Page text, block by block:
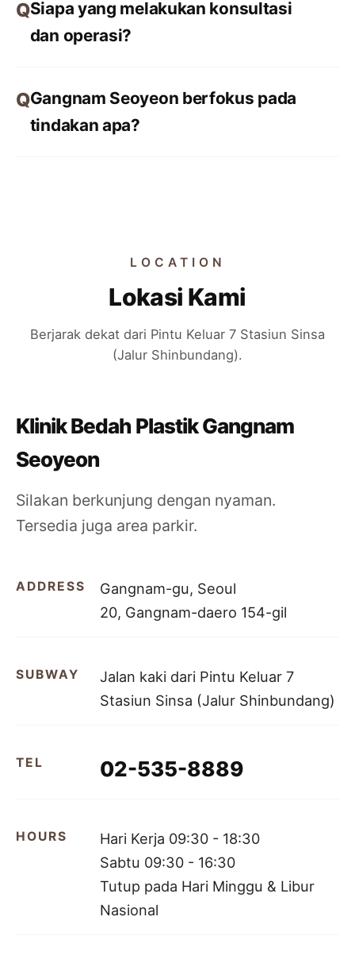
Siapa yang melakukan konsultasi
dan operasi?
Gangnam Seoyeon berfokus pada
tindakan apa?
LOCATION
Lokasi Kami
Berjarak dekat dari Pintu Keluar 7 Stasiun Sinsa
(Jalur Shinbundang).
Klinik Bedah Plastik Gangnam
Seoyeon
Silakan berkunjung dengan nyaman.
Tersedia juga area parkir.
ADDRESS
Gangnam-gu, Seoul
20, Gangnam-daero 154-gil
SUBWAY
Jalan kaki dari Pintu Keluar 7
Stasiun Sinsa (Jalur Shinbundang)
TEL 02-535-8889
HOURS
Hari Kerja 09:30 - 18:30
Sabtu 09:30 - 16:30
Tutup pada Hari Minggu & Libur
Nasional